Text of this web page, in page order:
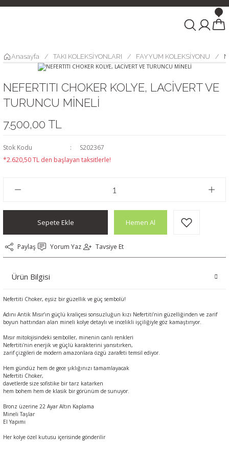
Anasayfa TAKI KOLEKSİYONLARI FAYYUM KOLEKSİYONU
NEFERTITI CHOKER KOLYE, LACİVERT VE
TURUNCU MİNELİ
7.500,00 TL
Stok Kodu
S202367
*2.620,50 TL den başlayan taksitlerle!
Sepete Ekle Hemen Al
Yorum Yaz Tavsiye Et
Paylaş
Ürün Bilgisi
Nefertiti Choker, eşsiz bir güzellik ve güç sembolü!
Adını Antik Mısır’ın güçlü kraliçesi sonsuzluğun kızı Nefertiti’nin güzelliğinden ve zarif
boyun hattından alan mineli kolye detaylı ve incelikli işçiliğiyle göz kamaştırıyor.
Mısır mitolojisindeki semboller, minenin canlı renkleri
Nefertiti'nin enerjik ve güçlü karakterini yansıtırken,
zarif çizgileri de modern amazonlara özgü zarafeti temsil ediyor.
Hem gündüz hem de gece şıklığınızı tamamlayacak
Nefertiti Choker,
davetlerde size sofistike bir tarz katarken
hem bohem hem de klasik bir görünüm de sunuyor.
Bronz üzerine 22 Ayar Altın Kaplama
Mineli Taşlar
El Yapımı
Her kolye özel kutusu içerisinde gönderilir